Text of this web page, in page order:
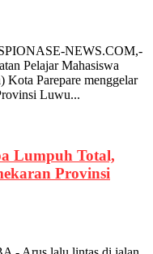
NEWS.COM,-
Pelajar Mahasiswa
Parepare menggelar
Luwu...
Lumpuh Total,
Provinsi